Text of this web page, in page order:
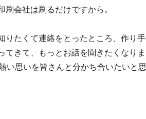
会社は刷るだけですから。
たくて連絡をとったところ、作り
きて、もっとお話を聞きたくなり
い思いを皆さんと分かち合いたいと思